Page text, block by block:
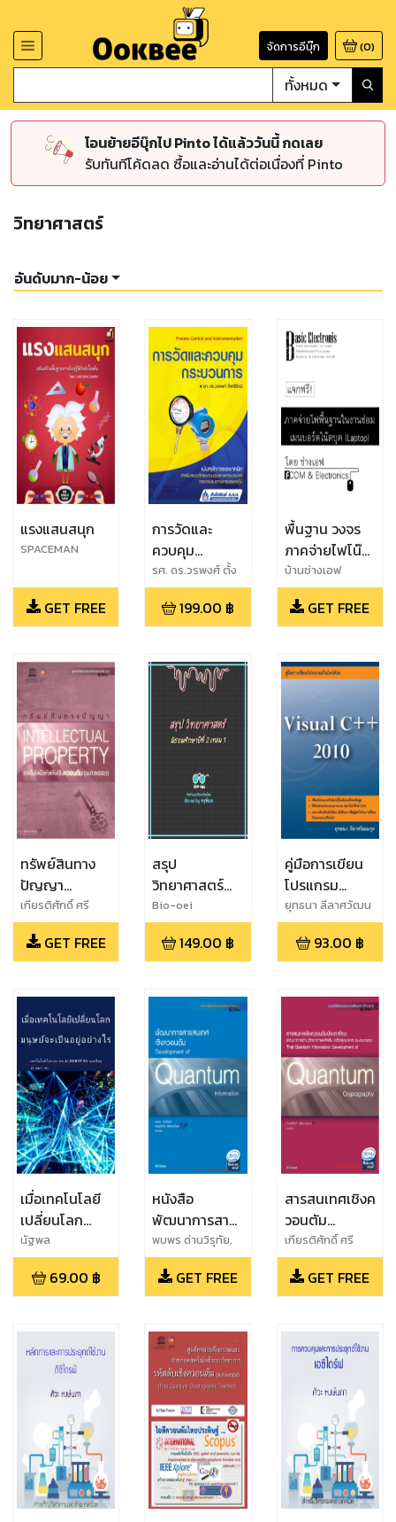
จัดการอีบุ๊ก (0)
ทั้งหมด
โอนย้ายอีบุ๊กไป Pinto ได้แล้ววันนี้ กดเลย
รับทันทีโค้ดลด ซื้อและอ่านได้ต่อเนื่องที่ Pinto
วิทยาศาสตร์
อันดับมาก-น้อย
แรงแสนสนุก
SPACEMAN
GET FREE
การวัดและ
ควบคุม
กระบวนการ
รศ. ดร.วรพงศ์ ตั้ง
ศรีรัตน์
199.00 ฿
พื้นฐาน วงจร
ภาคจ่ายไฟโน๊
ตบุค
บ้านช่างเอฟ
GET FREE
ทรัพย์สินทาง
ปัญญา
เทคโนโลยีรหัส
ลับเชิงควอนตัม
(๒๕๕๙)
เกียรติศักดิ์ ศรี
พิมานวัฒน์
(บรรณาธิการ)
GET FREE
สรุป
วิทยาศาสตร์
ม.2 เทอม 1 By
Bio-oei
Bio-oei
149.00 ฿
คู่มือการเขียน
โปรแกรม
วินโดว์ด้วย
Visual C++
2010
ยุทธนา ลีลาศวัฒน
กุล
93.00 ฿
เมื่อเทคโนโลยี
เปลี่ยนโลก
มนุษย์จะเป็นอยู่
อย่างไร
นัฐพล
69.00 ฿
หนังสือ
พัฒนาการสาร
สนเทศเชิงค
วอนตัม
พบพร ด่านวิรุทัย,
เกียรติศักดิ์ ศรี
พิมานวัฒน์
GET FREE
สารสนเทศเชิงค
วอนตัม
ประเทศไทย:
พัฒนาการด้าน
วิทยาการรหัส
อนาคต
(พ.ศ.๒๕๕๗)
เกียรติศักดิ์ ศรี
พิมานวัฒน์
GET FREE